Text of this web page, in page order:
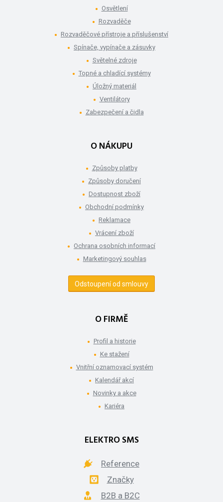
Osvětlení
Rozvaděče
Rozvaděčové přístroje a příslušenství
Spínače, vypínače a zásuvky
Světelné zdroje
Topné a chladící systémy
Úložný materiál
Ventilátory
Zabezpečení a čidla
O NÁKUPU
Způsoby platby
Způsoby doručení
Dostupnost zboží
Obchodní podmínky
Reklamace
Vrácení zboží
Ochrana osobních informací
Marketingový souhlas
Odstoupení od smlouvy
O FIRMĚ
Profil a historie
Ke stažení
Vnitřní oznamovací systém
Kalendář akcí
Novinky a akce
Kariéra
ELEKTRO SMS
Reference
Značky
B2B a B2C